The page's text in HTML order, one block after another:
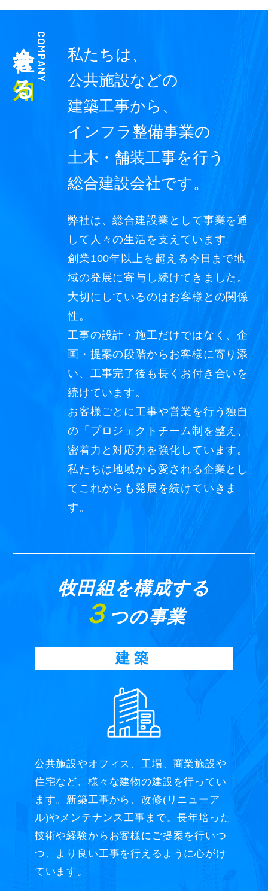
会社を
知
るCOMPANY
私たちは、
公共施設などの
建築工事から、
インフラ整備事業の
土木・舗装工事を行う
総合建設会社です。
弊社は、総合建設業として事業を通
して人々の生活を支えています。
創業100年以上を超える今日まで地
域の発展に寄与し続けてきました。
大切にしているのはお客様との関係
性。
工事の設計・施工だけではなく、企
画・提案の段階からお客様に寄り添
い、工事完了後も長くお付き合いを
続けています。
お客様ごとに工事や営業を行う独自
の「プロジェクトチーム制を整え、
密着力と対応力を強化しています。
私たちは地域から愛される企業とし
てこれからも発展を続けていきま
す。
牧田組を構成する
３ つの事業
建築
公共施設やオフィス、工場、商業施設や
住宅など、様々な建物の建設を行ってい
ます。新築工事から、改修(リニューア
ル)やメンテナンス工事まで。長年培った
技術や経験からお客様にご提案を行いつ
つ、より良い工事を行えるように心がけ
ています。